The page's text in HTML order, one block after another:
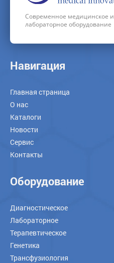
Современное медицинское и
лабораторное оборудование
Навигация
Главная страница
О нас
Каталоги
Новости
Сервис
Контакты
Оборудование
Диагностическое
Лабораторное
Терапевтическое
Генетика
Трансфузиология